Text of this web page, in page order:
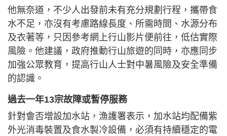
他無奈道，不少人出發前未有充分規劃行程，攜帶食
水不足，亦沒有考慮路線長度、所需時間、水源分布
及衣著等，只因參考網上行山影片便前往，低估實際
風險。他建議，政府推動行山旅遊的同時，亦應同步
加強公眾教育，提高行山人士對中暑風險及安全準備
的認識。
過去一年13宗故障或暫停服務
針對會否增設加水站，漁護署表示，加水站均配備紫
外光消毒裝置及食水製冷設備，必須有持續穩定的電